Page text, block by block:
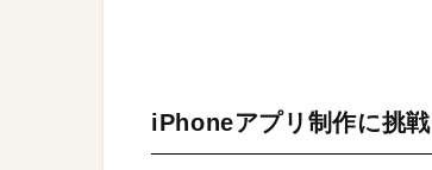
iPhoneアプリ制作に挑戦